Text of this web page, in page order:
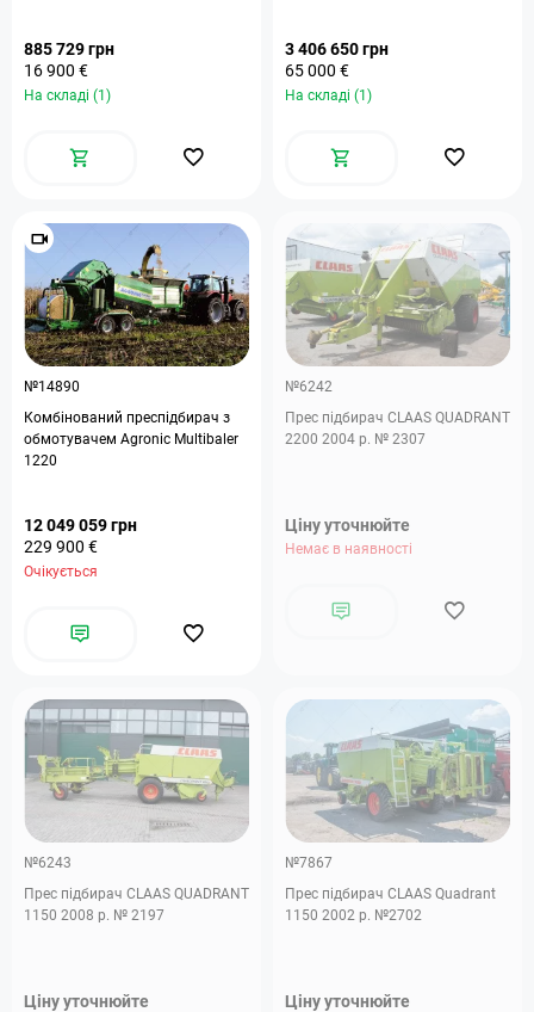
885 729 грн
16 900 €
На складі (1)
3 406 650 грн
65 000 €
На складі (1)
№14890
Комбінований преспідбирач з
обмотувачем Agronic Multibaler
1220
12 049 059 грн
229 900 €
Очікується
№6242
Прес підбирач CLAAS QUADRANT
2200 2004 р. № 2307
Ціну уточнюйте
Немає в наявності
№6243
Прес підбирач CLAAS QUADRANT
1150 2008 р. № 2197
Ціну уточнюйте
№7867
Прес підбирач CLAAS Quadrant
1150 2002 р. №2702
Ціну уточнюйте